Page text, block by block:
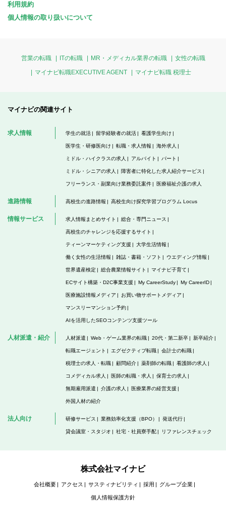
利用規約
個人情報の取り扱いについて
営業の転職 ITの転職 MR・メディカル業界の転職
女性の転職
マイナビ転職EXECUTIVE AGENT
マイナビ転職 税理士
マイナビの関連サイト
求人情報 学生の就活 留学経験者の就活 看護学生向け
医学生・研修医向け 転職・求人情報 海外求人
ミドル・ハイクラスの求人 アルバイト パート
ミドル・シニアの求人 障害者に特化した求人紹介サービス
フリーランス・副業向け業務委託案件 医療福祉介護の求人
進路情報 高校生の進路情報 高校生向け探究学習プログラム Locus
情報サービス 求人情報まとめサイト 総合・専門ニュース
高校生のチャレンジを応援するサイト
ティーンマーケティング支援 大学生活情報
働く女性の生活情報 雑誌・書籍・ソフト ウエディング情報
世界遺産検定 総合農業情報サイト マイナビ子育て
ECサイト構築・D2C事業支援 My CareerStudy My CareerID
医療施設情報メディア お買い物サポートメディア
マンスリーマンション予約
AIを活用したSEOコンテンツ支援ツール
人材派遣・紹介 人材派遣 Web・ゲーム業界の転職 20代・第二新卒 新卒紹介
転職エージェント エグゼクティブ転職 会計士の転職
税理士の求人・転職 顧問紹介 薬剤師の転職 看護師の求人
コメディカル求人 医師の転職・求人 保育士の求人
無期雇用派遣 介護の求人 医療業界の経営支援
外国人材の紹介
法人向け 研修サービス 業務効率化支援（BPO） 発送代行
貸会議室・スタジオ 社宅・社員寮手配 リファレンスチェック
株式会社マイナビ
会社概要 アクセス サスティナビリティ 採用 グループ企業
個人情報保護方針